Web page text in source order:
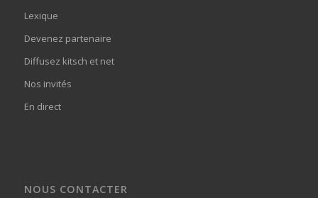
Lexique
Devenez partenaire
Diffusez kitsch et net
Nos invités
En direct
NOUS CONTACTER